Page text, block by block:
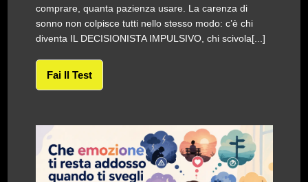
comprare, quanta pazienza usare. La carenza di
sonno non colpisce tutti nello stesso modo: c’è chi
diventa IL DECISIONISTA IMPULSIVO, chi scivola[...]
Fai Il Test